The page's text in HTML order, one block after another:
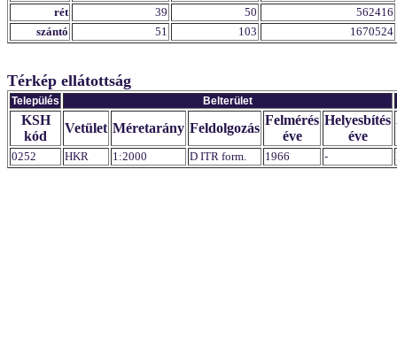
rét
39 50
562416
szántó
51 103 1670524
Térkép ellátottság
Település Belterület
KSH
kód
Vetület Méretarány Feldolgozás
Felmérés
éve
Helyesbítés
éve
0252 HKR 1:2000 D ITR form. 1966 -